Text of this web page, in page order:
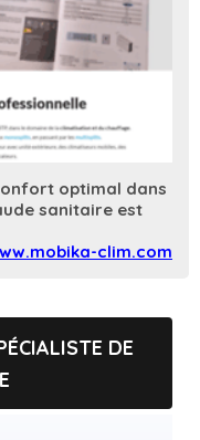
optimal dans
sanitaire est
clim.com
DE